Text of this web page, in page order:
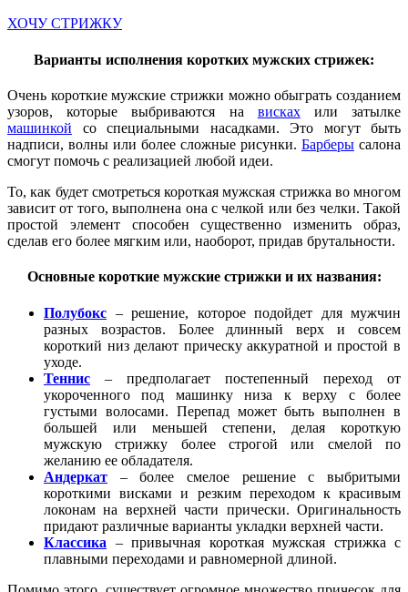
ХОЧУ СТРИЖКУ
Варианты исполнения коротких мужских стрижек:
Очень короткие мужские стрижки можно обыграть созданием
узоров, которые выбриваются на вискахили затылке
машинкой со специальными насадками. Это могут быть
надписи, волны или более сложные рисунки. Барберы салона
смогут помочь с реализацией любой идеи.
То, как будет смотреться короткая мужская стрижка во многом
зависит от того, выполнена она с челкой или без челки. Такой
простой элемент способен существенно изменить образ,
сделав его более мягким или, наоборот, придав брутальности.
Основные короткие мужские стрижки и их названия:
Полубокс – решение, которое подойдет для мужчин
разных возрастов. Более длинный верх и совсем
короткий низ делают прическу аккуратной и простой в
уходе.
Теннис – предполагает постепенный переход от
укороченного под машинку низа к верху с более
густыми волосами. Перепад может быть выполнен в
большей или меньшей степени, делая короткую
мужскую стрижку более строгой или смелой по
желанию ее обладателя.
Андеркат – более смелое решение с выбритыми
короткими висками и резким переходом к красивым
локонам на верхней части прически. Оригинальность
придают различные варианты укладки верхней части.
Классика – привычная короткая мужская стрижка с
плавными переходами и равномерной длиной.